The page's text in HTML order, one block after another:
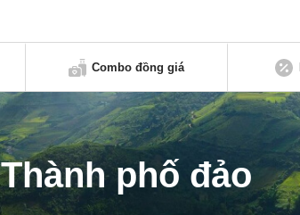
Combo đồng giá
Thành phố đảo